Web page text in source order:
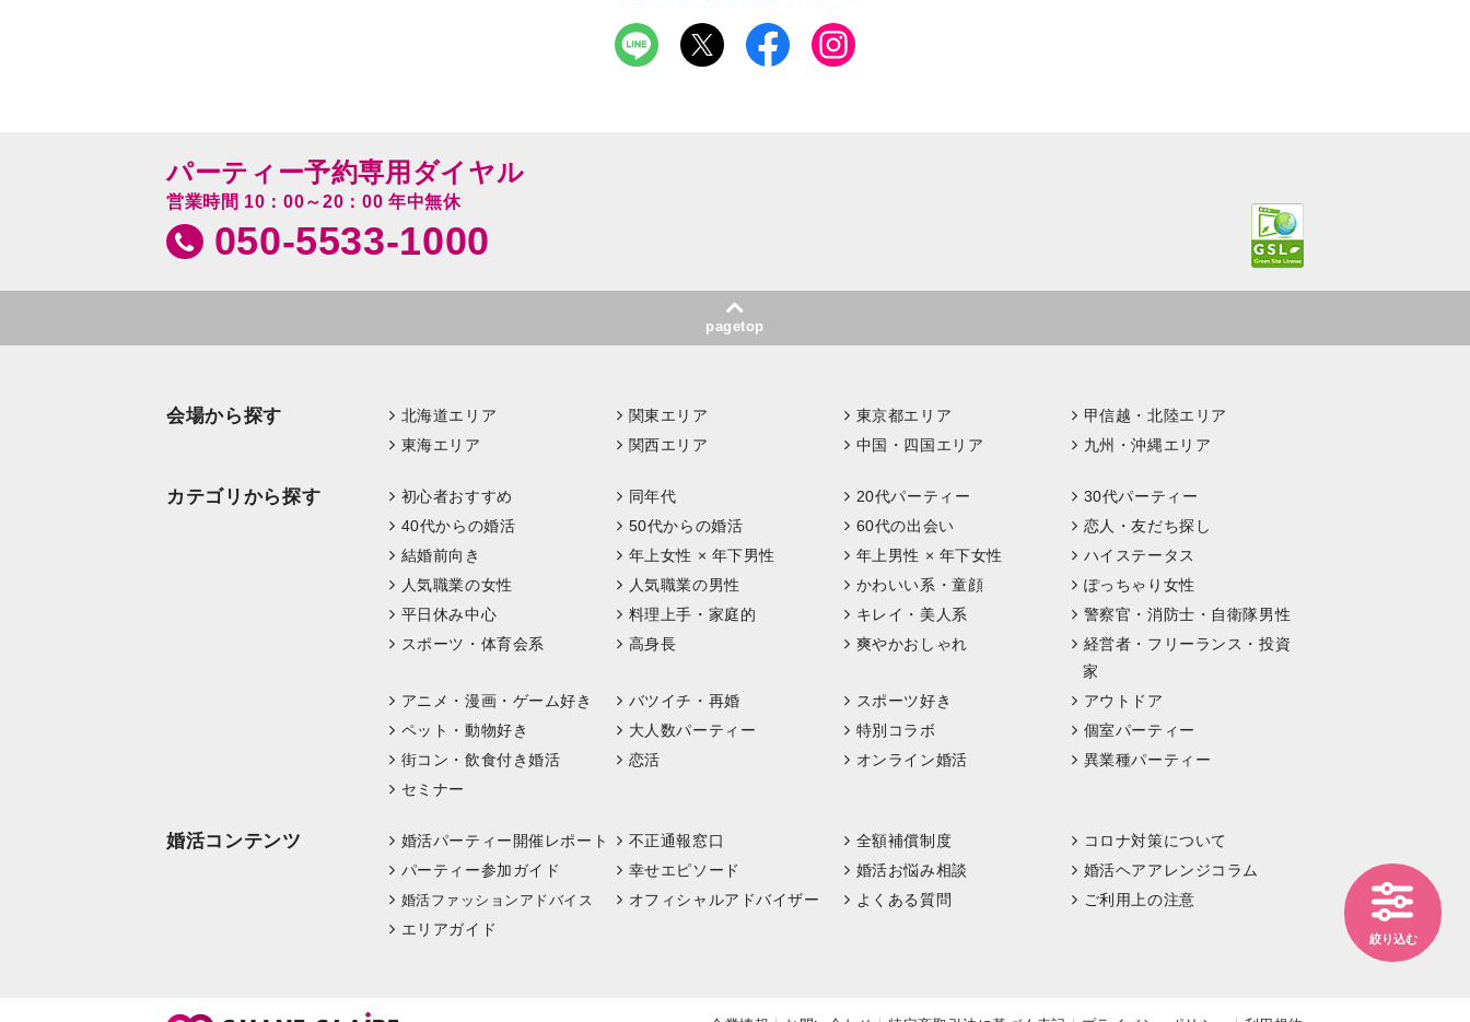
絞り込む
パーティー予約専用ダイヤル
営業時間 10：00～20：00 年中無休
050-5533-1000
pagetop
会場から探す 北海道エリア 関東エリア 東京都エリア
甲信越・北陸エリア
東海エリア
関西エリア 中国・四国エリア 九州・沖縄エリア
カテゴリから探す 初心者おすすめ 同年代 20代パーティー
30代パーティー
40代からの婚活
50代からの婚活 60代の出会い
恋人・友だち探し
結婚前向き
年上女性 × 年下男性 年上男性 × 年下女性
ハイステータス
人気職業の女性
人気職業の男性 かわいい系・童顔
ぽっちゃり女性
平日休み中心
料理上手・家庭的 キレイ・美人系
警察官・消防士・自衛隊男性
スポーツ・体育会系
高身長 爽やかおしゃれ
経営者・フリーランス・投資
家
アニメ・漫画・ゲーム好き
バツイチ・再婚 スポーツ好き
アウトドア
ペット・動物好き
大人数パーティー 特別コラボ
個室パーティー
街コン・飲食付き婚活
恋活 オンライン婚活
異業種パーティー
セミナー
婚活コンテンツ 婚活パーティー開催レポート 不正通報窓口 全額補償制度
コロナ対策について
パーティー参加ガイド
幸せエピソード 婚活お悩み相談 婚活ヘアアレンジコラム
婚活ファッションアドバイス オフィシャルアドバイザー よくある質問
ご利用上の注意
エリアガイド